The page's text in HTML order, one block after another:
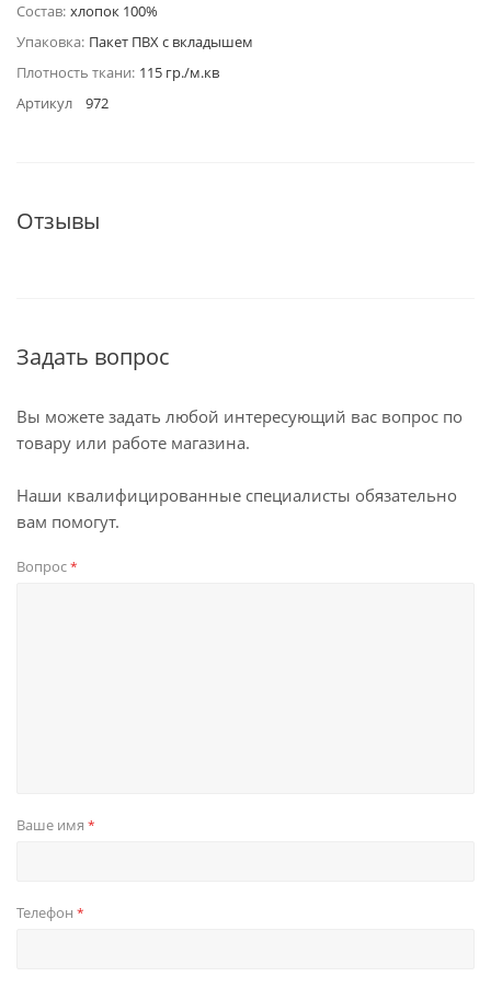
Состав: хлопок 100%
Упаковка: Пакет ПВХ с вкладышем
Плотность ткани: 115 гр./м.кв
Артикул
972
Отзывы
Задать вопрос
Вы можете задать любой интересующий вас вопрос по
товару или работе магазина.
Наши квалифицированные специалисты обязательно
вам помогут.
Вопрос*
Ваше имя *
Телефон *